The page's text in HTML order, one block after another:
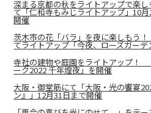
深まる京都の秋をライトアップで楽
て「仁和寺もみじライトアップ」10
開催
茨木市の花「バラ」を夜に楽しもう
てライトアップ「今夜、​ローズガー
寺社の建物や庭園をライトアップ！
ーク2022 千年煌夜」を開催
大阪・御堂筋にて「大阪・光の饗宴
ン』」12月31日まで開催